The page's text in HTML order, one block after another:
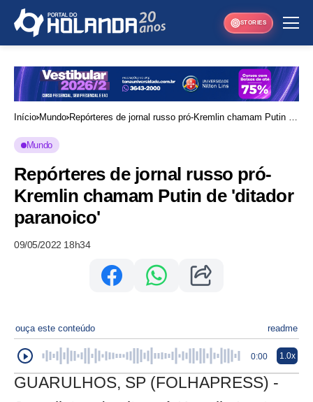
STORIES
Início Mundo Repórteres de jornal russo pró-Kremlin chamam Putin de
Mundo
Repórteres de jornal russo pró-
Kremlin chamam Putin de 'ditador
paranoico'
09/05/2022 18h34
ouça este conteúdo readme
0:00 1.0x
GUARULHOS, SP (FOLHAPRESS) -